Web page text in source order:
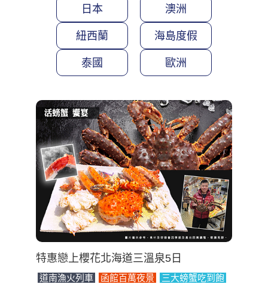
日本 澳洲
紐西蘭 海島度假
泰國 歐洲
特惠戀上櫻花北海道三溫泉5日
道南漁火列車 函館百萬夜景 三大螃蟹吃到飽